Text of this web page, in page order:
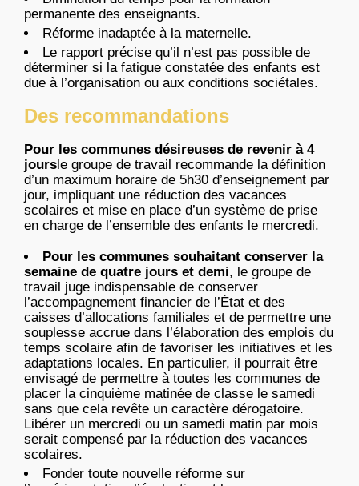
permanente des enseignants.
Réforme inadaptée à la maternelle.
Le rapport précise qu’il n’est pas possible de
déterminer si la fatigue constatée des enfants est
due à l’organisation ou aux conditions sociétales.
Des recommandations
Pour les communes désireuses de revenir à 4
jours le groupe de travail recommande la définition
d’un maximum horaire de 5h30 d’enseignement par
jour, impliquant une réduction des vacances
scolaires et mise en place d’un système de prise
en charge de l’ensemble des enfants le mercredi.
Pour les communes souhaitant conserver la
semaine de quatre jours et demi, le groupe de
travail juge indispensable de conserver
l’accompagnement financier de l’État et des
caisses d’allocations familiales et de permettre une
souplesse accrue dans l’élaboration des emplois du
temps scolaire afin de favoriser les initiatives et les
adaptations locales. En particulier, il pourrait être
envisagé de permettre à toutes les communes de
placer la cinquième matinée de classe le samedi
sans que cela revête un caractère dérogatoire.
Libérer un mercredi ou un samedi matin par mois
serait compensé par la réduction des vacances
scolaires.
Fonder toute nouvelle réforme sur